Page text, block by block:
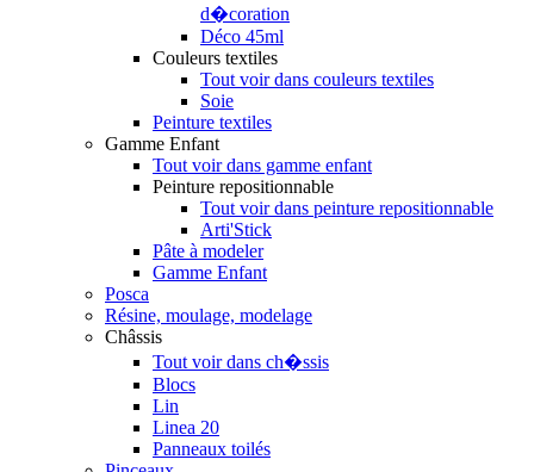
d�coration
Déco 45ml
Couleurs textiles
Tout voir dans couleurs textiles
Soie
Peinture textiles
Gamme Enfant
Tout voir dans gamme enfant
Peinture repositionnable
Tout voir dans peinture repositionnable
Arti'Stick
Pâte à modeler
Gamme Enfant
Posca
Résine, moulage, modelage
Châssis
Tout voir dans ch�ssis
Blocs
Lin
Linea 20
Panneaux toilés